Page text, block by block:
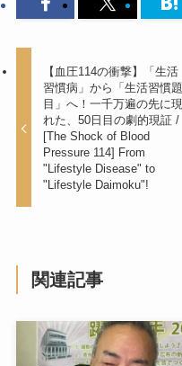
【血圧114の衝撃】「生活
習慣病」から「生活習慣題
目」へ！一千万遍の先に現
れた、50日目の劇的現証 /
[The Shock of Blood
Pressure 114] From
"Lifestyle Disease" to
"Lifestyle Daimoku"!
関連記事